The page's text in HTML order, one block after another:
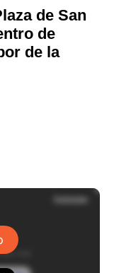
de San
de
de la